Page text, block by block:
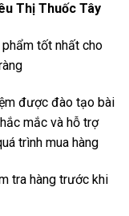
Thị Thuốc Tây
tốt nhất cho
được đào tạo bài
mắc và hỗ trợ
trình mua hàng
tra hàng trước khi